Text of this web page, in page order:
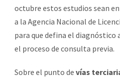
octubre estos estudios sean
a la Agencia Nacional de
para que defina el
el proceso de consulta previa.
Sobre el punto de vías